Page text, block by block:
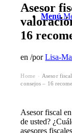
Menú
Asesor
16
en/porLisa-
Home
Asesor
consejos – 16
Asesor fiscal
de usted?
asesores